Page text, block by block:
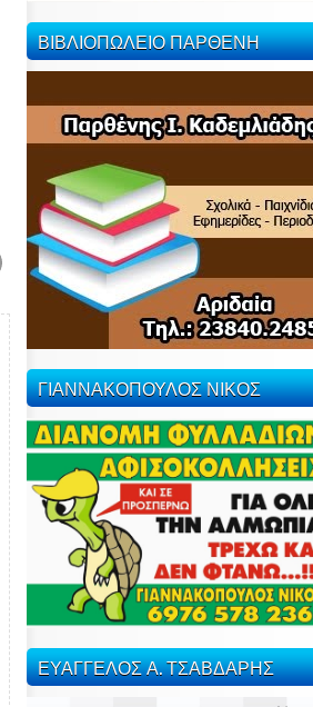
ΒΙΒΛΙΟΠΩΛΕΙΟ ΠΑΡΘΕΝΗ
ΓΙΑΝΝΑΚΟΠΟΥΛΟΣ ΝΙΚΟΣ
ΕΥΑΓΓΕΛΟΣ Α. ΤΣΑΒΔΑΡΗΣ